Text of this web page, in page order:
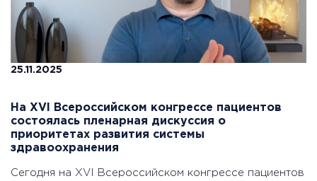
25.11.2025
На XVI Всероссийском конгрессе пациентов
состоялась пленарная дискуссия о
приоритетах развития системы
здравоохранения
Сегодня на XVI Всероссийском конгрессе пациентов